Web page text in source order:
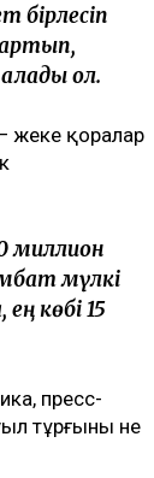
бірлесіп
ол.
жеке қоралар
миллион
мүлкі
көбі 15
пресс-
тұрғыны не